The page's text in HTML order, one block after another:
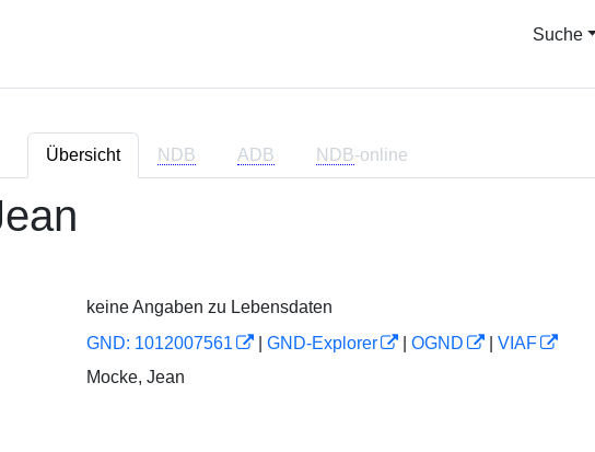
Suche
Übersicht NDB ADB NDB-online
keine Angaben zu Lebensdaten
GND: 1012007561 GND-Explorer OGND
VIAF
Mocke, Jean